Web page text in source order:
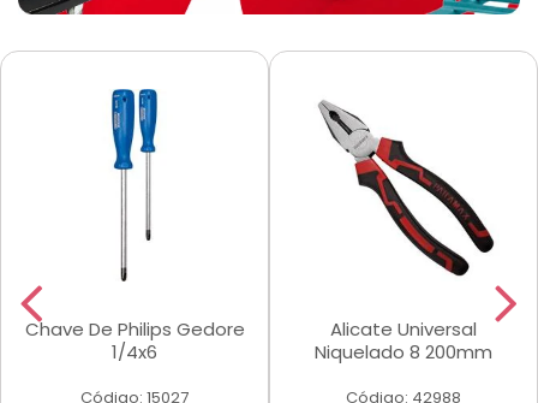
Chave De Philips Gedore
1/4x6
Código: 15027
Alicate Universal
Niquelado 8 200mm
Código: 42988